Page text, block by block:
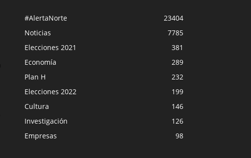
#AlertaNorte
23404
Noticias
7785
Elecciones 2021
381
Economía
289
Plan H
232
Elecciones 2022
199
Cultura
146
Investigación
126
Empresas
98